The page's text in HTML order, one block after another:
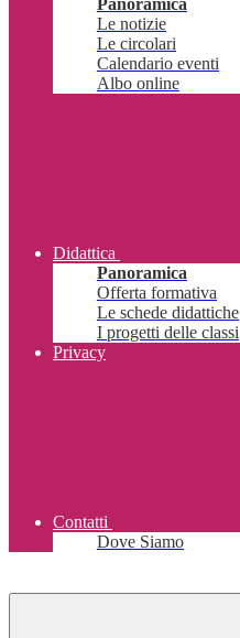
Panoramica
Le notizie
Le circolari
Calendario eventi
Albo online
Didattica
Panoramica
Offerta formativa
Le schede didattiche
I progetti delle classi
Privacy
Contatti
Dove Siamo